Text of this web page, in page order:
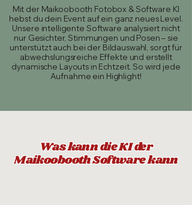
Mit der Maikoobooth Fotobox & Software KI
hebst du dein Event auf ein ganz neues Level.
Unsere intelligente Software analysiert nicht
nur Gesichter, Stimmungen und Posen – sie
unterstützt auch bei der Bildauswahl, sorgt für
abwechslungsreiche Effekte und erstellt
dynamische Layouts in Echtzeit. So wird jede
Aufnahme ein Highlight!
Was kann die KI der
Maikoobooth Software kann